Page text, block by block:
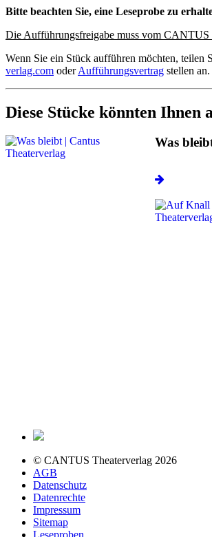
Bitte beachten Sie, eine Leseprobe zu
Die Aufführungsfreigabe muss vom
Wenn Sie ein Stück aufführen möchten, teilen
verlag.com oderAufführungsvertrag stellen an.
Diese Stücke könnten Ihnen
Was
© CANTUS Theaterverlag 2026
AGB
Datenschutz
Datenrechte
Impressum
Sitemap